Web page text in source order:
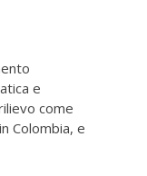
e
come
Colombia, e